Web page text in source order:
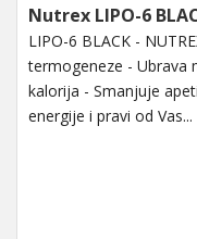
Nutrex LIPO-6
LIPO-6 BLACK -
termogeneze - Ubrava
kalorija - Smanjuje
energije i pravi od Vas...